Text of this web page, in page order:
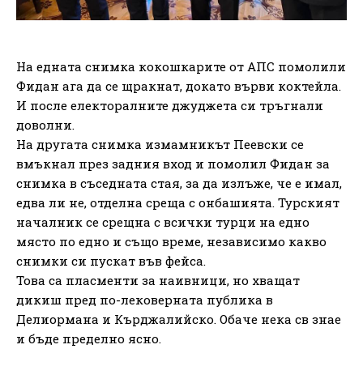
На едната снимка кокошкарите от АПС помолили
Фидан ага да се щракнат, докато върви коктейла.
И после електоралните джуджета си тръгнали
доволни.
На другата снимка измамникът Пеевски се
вмъкнал през задния вход и помолил Фидан за
снимка в съседната стая, за да излъже, че е имал,
едва ли не, отделна среща с онбашията. Турският
началник се срещна с всички турци на едно
място по едно и също време, независимо какво
снимки си пускат във фейса.
Това са пласменти за наивници, но хващат
дикиш пред по-лековерната публика в
Делиормана и Кърджалийско. Обаче нека св знае
и бъде пределно ясно.